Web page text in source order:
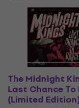
The Midnight
Last Chance To
(Limited